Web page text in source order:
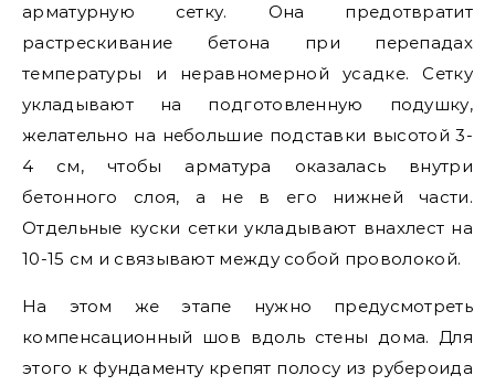
арматурную сетку. Она предотвратит
растрескивание бетона при перепадах
температуры и неравномерной усадке. Сетку
укладывают на подготовленную подушку,
желательно на небольшие подставки высотой 3-
4 см, чтобы арматура оказалась внутри
бетонного слоя, а не в его нижней части.
Отдельные куски сетки укладывают внахлест на
10-15 см и связывают между собой проволокой.
На этом же этапе нужно предусмотреть
компенсационный шов вдоль стены дома. Для
этого к фундаменту крепят полосу из рубероида